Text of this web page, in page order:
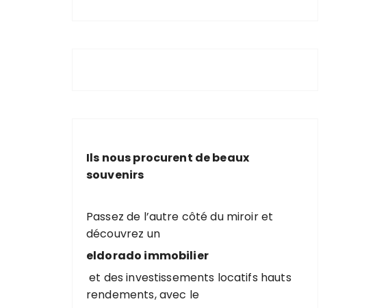
Ils nous procurent de beaux
souvenirs
Passez de l’autre côté du miroir et
découvrez un
eldorado immobilier
et des investissements locatifs hauts
rendements, avec le